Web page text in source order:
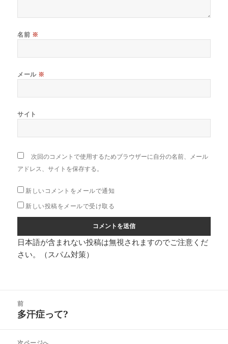
名前 ※
メール ※
サイト
次回のコメントで使用するためブラウザーに自分の名前、メール
アドレス、サイトを保存する。
新しいコメントをメールで通知
新しい投稿をメールで受け取る
日本語が含まれない投稿は無視されますのでご注意くだ
さい。（スパム対策）
前
前
投
多汗症って?